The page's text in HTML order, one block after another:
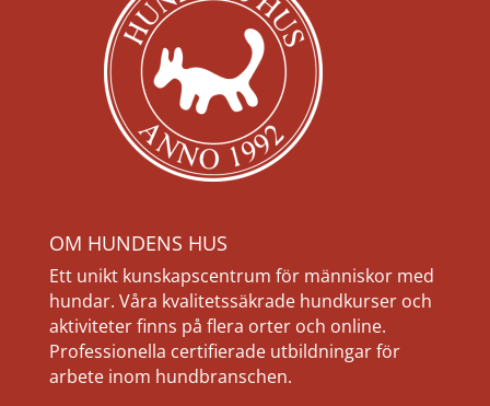
OM HUNDENS HUS
Ett unikt kunskapscentrum för människor med
hundar. Våra kvalitetssäkrade hundkurser och
aktiviteter finns på flera orter och online.
Professionella certifierade utbildningar för
arbete inom hundbranschen.